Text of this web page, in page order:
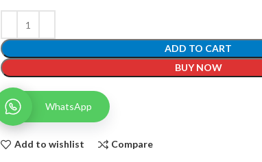
ADD TO CART
BUY NOW
WhatsApp
Add to wishlist Compare